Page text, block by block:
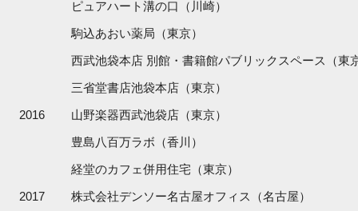
ピュアハート溝の口（川崎）
駒込あおい薬局（東京）
西武池袋本店 別館・書籍館パブリックスペース（東
三省堂書店池袋本店（東京）
2016
山野楽器西武池袋店（東京）
豊島八百万ラボ（香川）
経堂のカフェ併用住宅（東京）
2017
株式会社デンソー名古屋オフィス（名古屋）